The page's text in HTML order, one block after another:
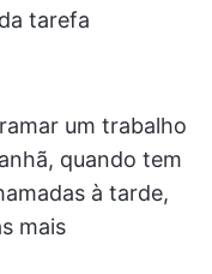
tarefa
um trabalho
quando tem
à tarde,
mais